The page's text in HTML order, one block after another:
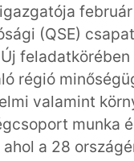
(QSE)
feladatkörében
régió
valamint
munka
a 28